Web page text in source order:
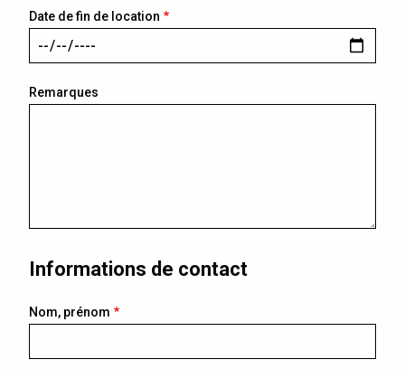
Date de fin de location
Remarques
Informations de contact
Nom, prénom